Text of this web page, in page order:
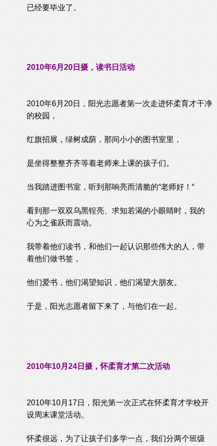
已经要毕业了。
2010年6月20日摄，读书日活动
2010年6月20日，阳光志愿者第一次走进怀柔育才干净
的校园，
红旗招展，绿树成荫，那间小小的图书室里，
是坐得整整齐齐等着老师来上课的孩子们。
当我踏进图书室，听到那响亮而清脆的“老师好！“
看到那一双双乌黑锃亮、求知若渴的小眼睛时，我的
心为之雀跃而震动。
我带着他们读书，和他们一起认识那些伟大的人，带
着他们做书签，
他们爱书，他们渴望知识，他们渴望大朋友。
于是，阳光志愿者留下来了，与他们在一起。
2010年10月24日摄，怀柔育才第二次活动
2010年10月17日，阳光第一次正式在怀柔育才学校开
设周末课堂活动。
怀柔很远，为了让孩子们多学一点，我们分两个班级